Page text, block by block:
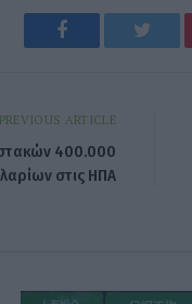
Facebook
PREVIOUS ARTICLE
400.000
στις ΗΠΑ